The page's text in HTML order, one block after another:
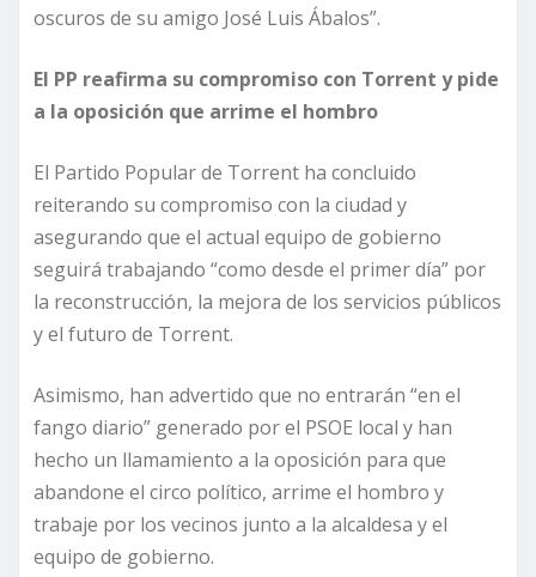
oscuros de su amigo José Luis Ábalos”.
El PP reafirma su compromiso con Torrent y pide
a la oposición que arrime el hombro
El Partido Popular de Torrent ha concluido
reiterando su compromiso con la ciudad y
asegurando que el actual equipo de gobierno
seguirá trabajando “como desde el primer día” por
la reconstrucción, la mejora de los servicios públicos
y el futuro de Torrent.
Asimismo, han advertido que no entrarán “en el
fango diario” generado por el PSOE local y han
hecho un llamamiento a la oposición para que
abandone el circo político, arrime el hombro y
trabaje por los vecinos junto a la alcaldesa y el
equipo de gobierno.